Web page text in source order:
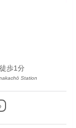
歩1分
Station